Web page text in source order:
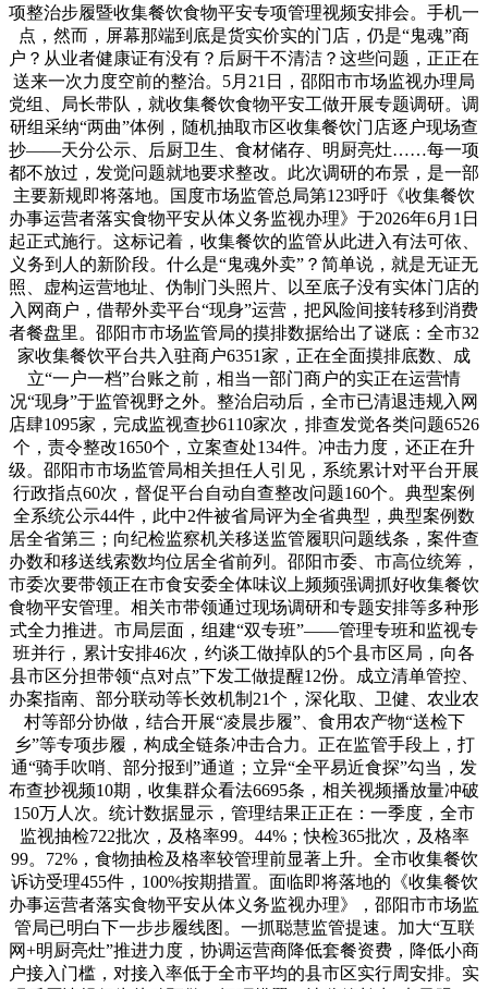
项整治步履暨收集餐饮食物平安专项管理视频安排会。手机一
点，然而，屏幕那端到底是货实价实的门店，仍是“鬼魂”商
户？从业者健康证有没有？后厨干不清洁？这些问题，正正在
送来一次力度空前的整治。5月21日，邵阳市市场监视办理局
党组、局长带队，就收集餐饮食物平安工做开展专题调研。调
研组采纳“两曲”体例，随机抽取市区收集餐饮门店逐户现场查
抄——天分公示、后厨卫生、食材储存、明厨亮灶……每一项
都不放过，发觉问题就地要求整改。此次调研的布景，是一部
主要新规即将落地。国度市场监管总局第123呼吁《收集餐饮
办事运营者落实食物平安从体义务监视办理》于2026年6月1日
起正式施行。这标记着，收集餐饮的监管从此进入有法可依、
义务到人的新阶段。什么是“鬼魂外卖”？简单说，就是无证无
照、虚构运营地址、伪制门头照片、以至底子没有实体门店的
入网商户，借帮外卖平台“现身”运营，把风险间接转移到消费
者餐盘里。邵阳市市场监管局的摸排数据给出了谜底：全市32
家收集餐饮平台共入驻商户6351家，正在全面摸排底数、成
立“一户一档”台账之前，相当一部门商户的实正在运营情
况“现身”于监管视野之外。整治启动后，全市已清退违规入网
店肆1095家，完成监视查抄6110家次，排查发觉各类问题6526
个，责令整改1650个，立案查处134件。冲击力度，还正在升
级。邵阳市市场监管局相关担任人引见，系统累计对平台开展
行政指点60次，督促平台自动自查整改问题160个。典型案例
全系统公示44件，此中2件被省局评为全省典型，典型案例数
居全省第三；向纪检监察机关移送监管履职问题线条，案件查
办数和移送线索数均位居全省前列。邵阳市委、市高位统筹，
市委次要带领正在市食安委全体味议上频频强调抓好收集餐饮
食物平安管理。相关市带领通过现场调研和专题安排等多种形
式全力推进。市局层面，组建“双专班”——管理专班和监视专
班并行，累计安排46次，约谈工做掉队的5个县市区局，向各
县市区分担带领“点对点”下发工做提醒12份。成立清单管控、
办案指南、部分联动等长效机制21个，深化取、卫健、农业农
村等部分协做，结合开展“凌晨步履”、食用农产物“送检下
乡”等专项步履，构成全链条冲击合力。正在监管手段上，打
通“骑手吹哨、部分报到”通道；立异“全平易近食探”勾当，发
布查抄视频10期，收集群众看法6695条，相关视频播放量冲破
150万人次。统计数据显示，管理结果正正在：一季度，全市
监视抽检722批次，及格率99。44%；快检365批次，及格率
99。72%，食物抽检及格率较管理前显著上升。全市收集餐饮
诉访受理455件，100%按期措置。面临即将落地的《收集餐饮
办事运营者落实食物平安从体义务监视办理》，邵阳市市场监
管局已明白下一步步履线图。一抓聪慧监管提速。加大“互联
网+明厨亮灶”推进力度，协调运营商降低套餐资费，降低小商
户接入门槛，对接入率低于全市平均的县市区实行周安排。实